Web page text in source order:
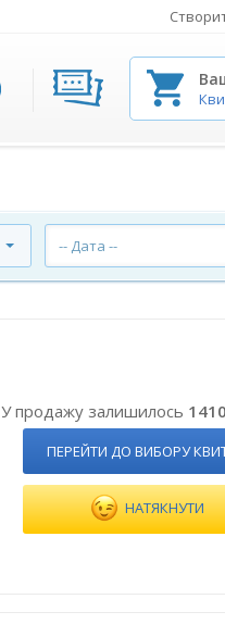
-- Дата --
У продажу залишилось
ПЕРЕЙТИ ДО ВИБОРУ
НАТЯКНУТИ